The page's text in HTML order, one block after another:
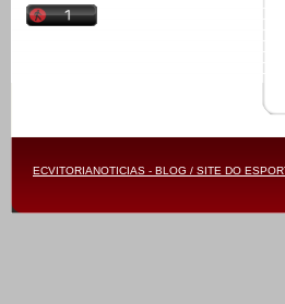
ECVITORIANOTICIAS - BLOG / SITE DO